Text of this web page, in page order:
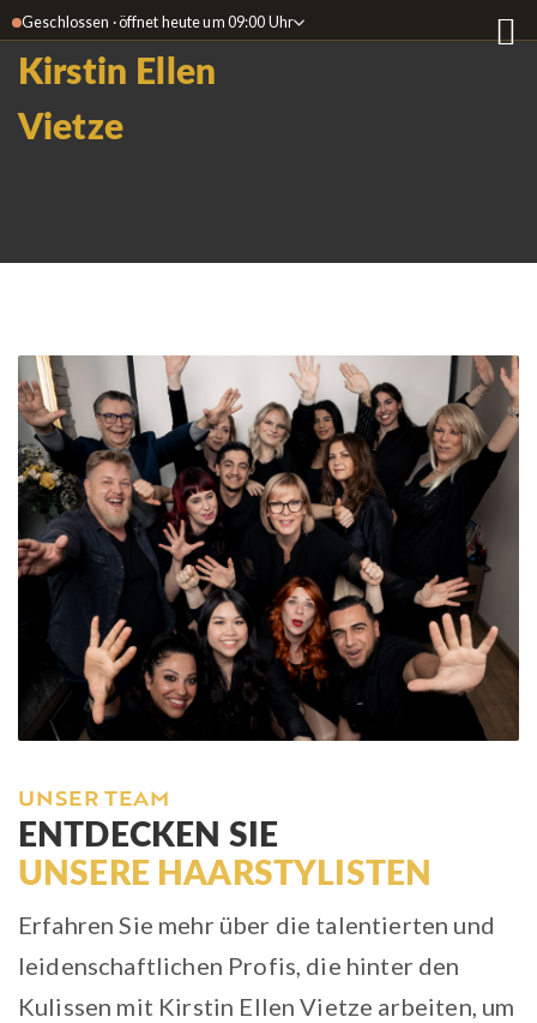
Geschlossen · öffnet heute um 09:00 Uhr
Kirstin Ellen
Vietze
UNSER TEAM
ENTDECKEN SIE
UNSERE HAARSTYLISTEN
Erfahren Sie mehr über die talentierten und
leidenschaftlichen Profis, die hinter den
Kulissen mit Kirstin Ellen Vietze arbeiten, um